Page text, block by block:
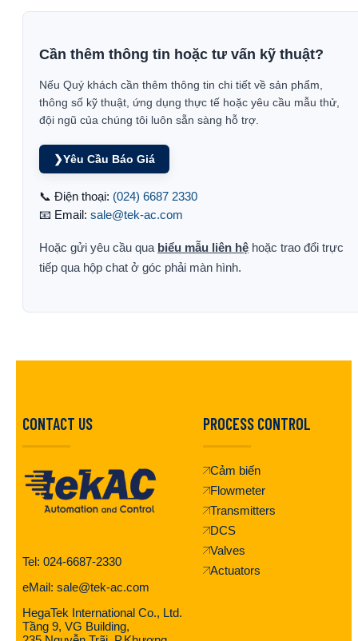
Cần thêm thông tin hoặc tư vấn kỹ thuật?
Nếu Quý khách cần thêm thông tin chi tiết về sản phẩm,
thông số kỹ thuật, ứng dụng thực tế hoặc yêu cầu mẫu thử,
đội ngũ của chúng tôi luôn sẵn sàng hỗ trợ.
❯Yêu Cầu Báo Giá
📞 Điện thoại: (024) 6687 2330
📧 Email: sale@tek-ac.com
Hoặc gửi yêu cầu qua biểu mẫu liên hệ hoặc trao đổi trực
tiếp qua hộp chat ở góc phải màn hình.
CONTACT US
Tel: 024-6687-2330
eMail: sale@tek-ac.com
HegaTek International Co., Ltd.
Tầng 9, VG Building,
PROCESS CONTROL
Cảm biến
Flowmeter
Transmitters
DCS
Valves
Actuators